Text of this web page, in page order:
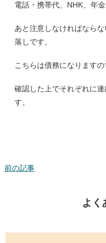
電話・携帯代、NHK、年金
あと注意しなければなら
落しです。
こちらは債務になりますの
確認した上でそれぞれに
す。
前の記事
よく